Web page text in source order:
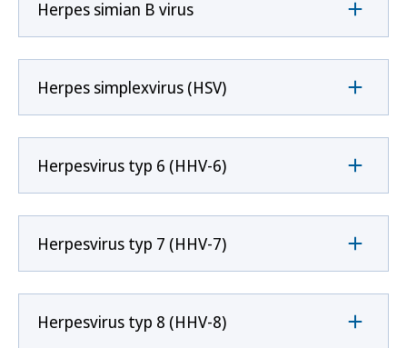
Herpes simian B virus
Herpes simplexvirus (HSV)
Herpesvirus typ 6 (HHV-6)
Herpesvirus typ 7 (HHV-7)
Herpesvirus typ 8 (HHV-8)